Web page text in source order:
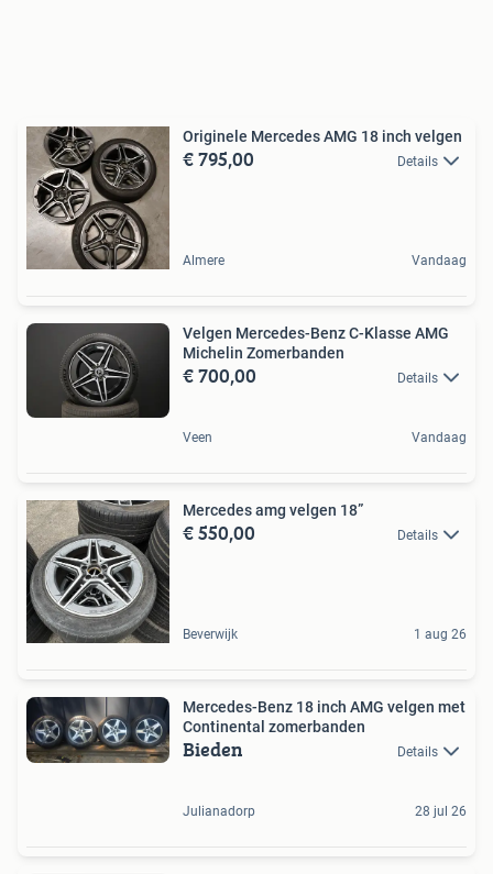
Originele Mercedes AMG 18 inch velgen
€ 795,00 Details
Almere Vandaag
Velgen Mercedes-Benz C-Klasse AMG
Michelin Zomerbanden
€ 700,00 Details
Veen Vandaag
Mercedes amg velgen 18”
€ 550,00 Details
Beverwijk 1 aug 26
Mercedes-Benz 18 inch AMG velgen met
Continental zomerbanden
Bieden Details
Julianadorp 28 jul 26